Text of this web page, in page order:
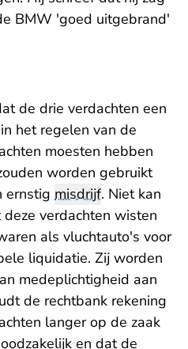
BMW 'goed uitgebrand'
de drie verdachten een
het regelen van de
moesten hebben
worden gebruikt
ernstig misdrijf. Niet kan
verdachten wisten
als vluchtauto's voor
liquidatie. Zij worden
medeplichtigheid aan
de rechtbank rekening
langer op de zaak
en dat de